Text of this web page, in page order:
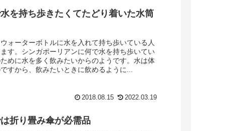
を持ち歩きたくてたどり着いた水筒
ォーターボトルに水を入れて持ち歩いている人
す。シンガポーリアンに何で水を持ち歩いてい
めに水を多く飲みたいからのようです。水は体
すから、飲みたいときに飲めるように...
2018.08.15 2022.03.19
折り畳み傘が必需品